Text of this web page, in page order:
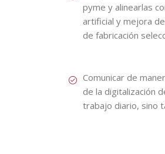
pyme y alinearlas
artificial y mejora
de fabricación
Comunicar de
de la digitalización
trabajo diario, sino